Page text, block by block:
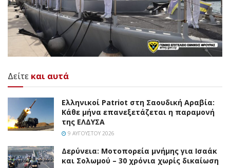
Δείτε και αυτά
Ελληνικοί Patriot στη Σαουδική Αραβία:
Κάθε μήνα επανεξετάζεται η παραμονή
της ΕΛΔΥΣΑ
9 ΑΥΓΟΎΣΤΟΥ 2026
Δερύνεια: Μοτοπορεία μνήμης για Ισαάκ
και Σολωμού – 30 χρόνια χωρίς δικαίωση